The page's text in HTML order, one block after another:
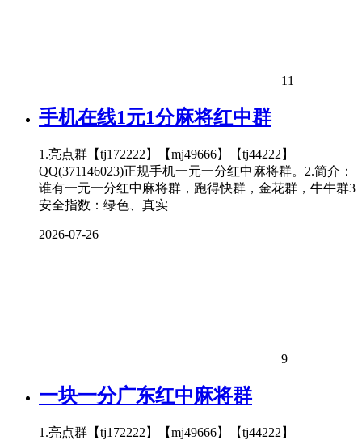
11
手机在线1元1分麻将红中群
1.亮点群【tj172222】【mj49666】【tj44222】
QQ(371146023)正规手机一元一分红中麻将群。2.简介：
谁有一元一分红中麻将群，跑得快群，金花群，牛牛群3
安全指数：绿色、真实
2026-07-26
9
一块一分广东红中麻将群
1.亮点群【tj172222】【mj49666】【tj44222】